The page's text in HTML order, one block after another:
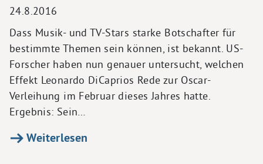
24.8.2016
Dass Musik- und TV-Stars starke Botschafter für
bestimmte Themen sein können, ist bekannt. US-
Forscher haben nun genauer untersucht, welchen
Effekt Leonardo DiCaprios Rede zur Oscar-
Verleihung im Februar dieses Jahres hatte.
Ergebnis: Sein…
Weiterlesen